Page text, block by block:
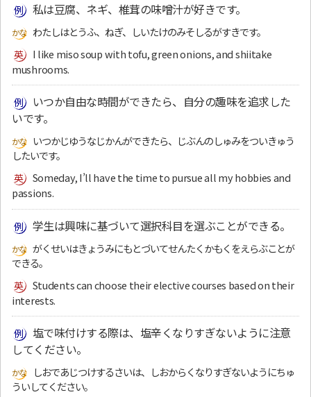
私は豆腐、ネギ、椎茸の味噌汁が好きです。
わたしはとうふ、ねぎ、しいたけのみそしるがすきです。
I like miso soup with tofu, green onions, and shiitake
mushrooms.
いつか自由な時間ができたら、自分の趣味を追求した
いです。
いつかじゆうなじかんができたら、じぶんのしゅみをついきゅう
したいです。
Someday, I’ll have the time to pursue all my hobbies and
passions.
学生は興味に基づいて選択科目を選ぶことができる。
がくせいはきょうみにもとづいてせんたくかもくをえらぶことが
できる。
Students can choose their elective courses based on their
interests.
塩で味付けする際は、塩辛くなりすぎないように注意
してください。
しおであじつけするさいは、しおからくなりすぎないようにちゅ
ういしてください。